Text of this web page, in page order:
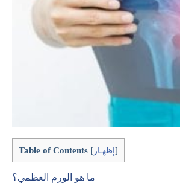
Table of Contents [ إظهـار ]
ما هو الورم العظمي؟